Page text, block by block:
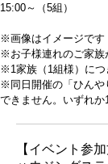
15:00～（5組）
※画像はイメージです
※お子様連れのご家族
※1家族（1組様）につ
※同日開催の「ひんや
できません。いずれ
【イベント参